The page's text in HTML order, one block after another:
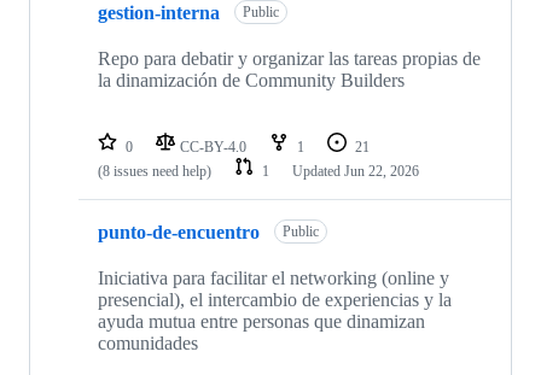
gestion-interna Public
Repo para debatir y organizar las tareas propias de
la dinamización de Community Builders
0 CC-BY-4.0 1
21
(8 issues need help)
1 Updated Jun 22, 2026
punto-de-encuentro Public
Iniciativa para facilitar el networking (online y
presencial), el intercambio de experiencias y la
ayuda mutua entre personas que dinamizan
comunidades